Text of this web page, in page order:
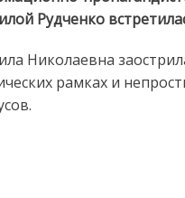
Рудченко
Николаевна
рамках и